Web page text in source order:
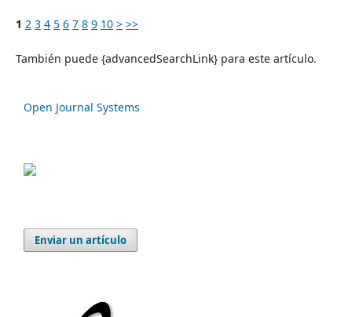
1 2 3 4 5 6 7 8 9 10 > >>
También puede {advancedSearchLink} para este artículo.
Open Journal Systems
Enviar un artículo